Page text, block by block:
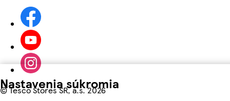
Nastavenia súkromia
©Tesco Stores SR, a.s. 2026